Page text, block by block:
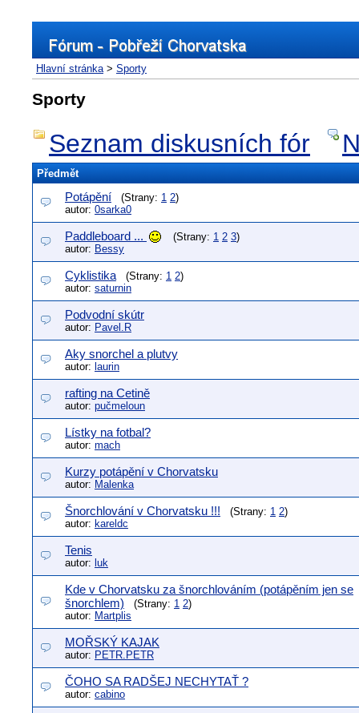
Hlavní stránka> Sporty
Sporty
Seznam diskusních fór
Předmět
Potápění (Strany: 1 2)
autor: 0sarka0
Paddleboard ... (Strany: 1 2 3)
autor: Bessy
Cyklistika (Strany: 1 2)
autor: saturnin
Podvodní skútr
autor: Pavel.R
Aky snorchel a plutvy
autor: laurin
rafting na Cetině
autor: pučmeloun
Lístky na fotbal?
autor: mach
Kurzy potápění v Chorvatsku
autor: Malenka
Šnorchlování v Chorvatsku !!! (Strany: 1 2)
autor: kareldc
Tenis
autor: luk
Kde v Chorvatsku za šnorchlováním (potápěním jen se
šnorchlem)
(Strany: 1 2)
autor: Martplis
MOŘSKÝ KAJAK
autor: PETR.PETR
ČOHO SA RADŠEJ NECHYTAŤ ?
autor: cabino